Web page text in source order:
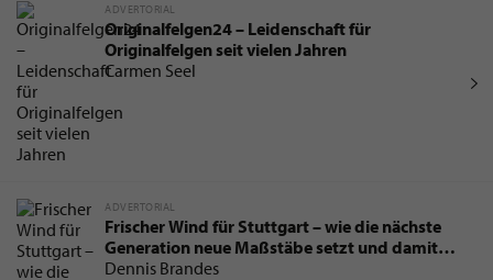
ADVERTORIAL
Originalfelgen24 – Leidenschaft für
Originalfelgen seit vielen Jahren
Carmen Seel
ADVERTORIAL
Frischer Wind für Stuttgart – wie die nächste
Generation neue Maßstäbe setzt und damit
die Immobilienbranche verändert
Dennis Brandes